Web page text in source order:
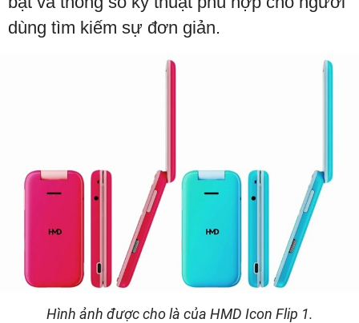
dùng tìm kiếm sự đơn giản.
Hình ảnh được cho là của HMD Icon Flip 1.